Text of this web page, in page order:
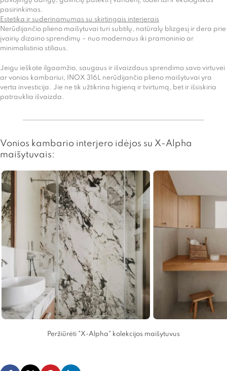
pasirinkimas.
Estetika ir suderinamumas su skirtingais interjerais
Nerūdijančio plieno maišytuvai turi subtilų, natūralų blizgesį ir dera prie
įvairių dizaino sprendimų – nuo modernaus iki pramoninio ar
minimalistinio stiliaus.
Jeigu ieškote ilgaamžio, saugaus ir išvaizdaus sprendimo savo virtuvei
ar vonios kambariui, INOX 316L nerūdijančio plieno maišytuvai yra
verta investicija. Jie ne tik užtikrina higieną ir tvirtumą, bet ir išsiskiria
patrauklia išvaizda.
Vonios kambario interjero idėjos su X-Alpha
maišytuvais:
Peržiūrėti "X-Alpha" kolekcijos maišytuvus